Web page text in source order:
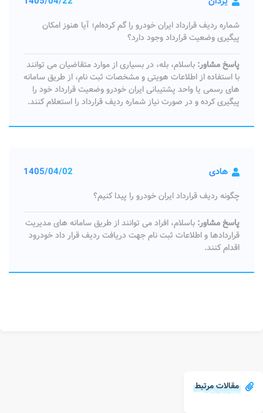
مقالات مرتبط
شماره ردیف قرارداد ایران خودرو را گم کرده‌ام؛ آیا هنوز امکان
پیگیری وضعیت قرارداد وجود دارد؟
پاسخ مشاور: باسلام، بله، در بسیاری از موارد متقاضیان می‌ توانند
با استفاده از اطلاعات هویتی و مشخصات ثبت‌ نام، از طریق سامانه‌
های رسمی یا واحد پشتیبانی ایران خودرو وضعیت قرارداد خود را
پیگیری کرده و در صورت نیاز شماره ردیف قرارداد را استعلام کنند.
هادی 1405/04/02
چگونه ردیف قرارداد ایران خودرو را پیدا کنیم؟
پاسخ مشاور: باسلام، افراد می توانند از طریق سامانه های مدیریت
قراردادها و اطلاعات ثبت نام جهت دریافت ردیف قرار داد خودرود
اقدام کنند.